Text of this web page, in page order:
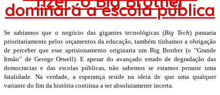
dominará a escola pública
Se sabíamos que o negócio das gigantes tecnológicas (Big Tech) passaria
prioritariamente pelos orçamentos da educação, também tínhamos a obrigação
de perceber que esse aprisionamento originaria um Big Brother (o “Grande
Irmão” de George Orwell).E apesar do avançado estado de degradação das
democracias e das escolas públicas, não sabemos se estamos perante uma
fatalidade. Na verdade, a esperança reside na ideia de que uma qualquer
variante do fim da história continua a ser absolutamente incerta.